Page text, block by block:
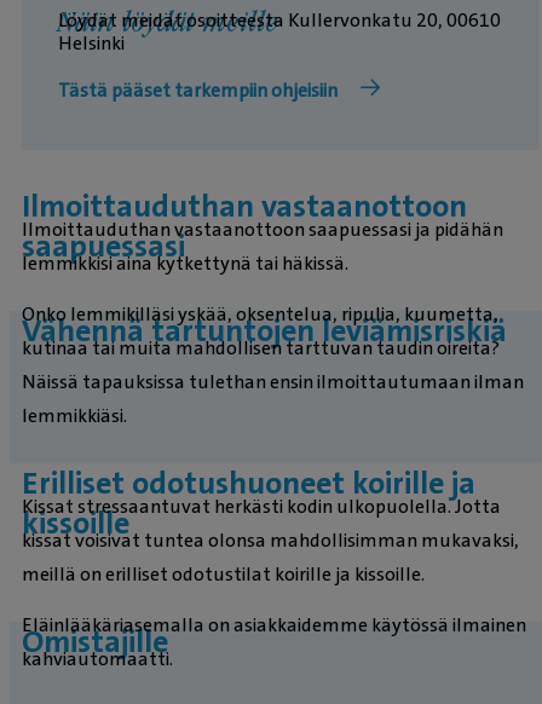
Näin löydät meille
Löydät meidät osoitteesta Kullervonkatu 20, 00610
Helsinki
Tästä pääset tarkempiin ohjeisiin
Ilmoittauduthan vastaanottoon
saapuessasi
Ilmoittauduthan vastaanottoon saapuessasi ja pidähän
lemmikkisi aina kytkettynä tai häkissä.
Vähennä tartuntojen leviämisriskiä
Onko lemmikilläsi yskää, oksentelua, ripulia, kuumetta,
kutinaa tai muita mahdollisen tarttuvan taudin oireita?
Näissä tapauksissa tulethan ensin ilmoittautumaan ilman
lemmikkiäsi.
Erilliset odotushuoneet koirille ja
kissoille
Kissat stressaantuvat herkästi kodin ulkopuolella. Jotta
kissat voisivat tuntea olonsa mahdollisimman mukavaksi,
meillä on erilliset odotustilat koirille ja kissoille.
Omistajille
Eläinlääkäriasemalla on asiakkaidemme käytössä ilmainen
kahviautomaatti.